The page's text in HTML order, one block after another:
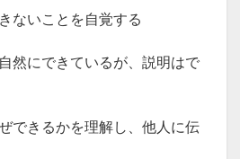
いことを自覚する
にできているが、説明はで
きるかを理解し、他人に伝